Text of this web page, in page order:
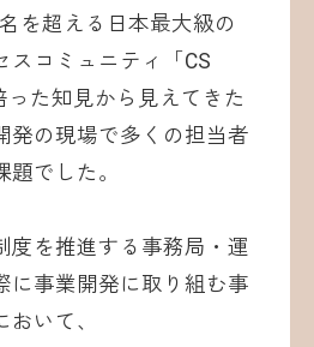
を超える日本最大級の
スコミュニティ「CS
った知見から見えてきた
発の現場で多くの担当者
でした。
を推進する事務局・運
に事業開発に取り組む事
いて、